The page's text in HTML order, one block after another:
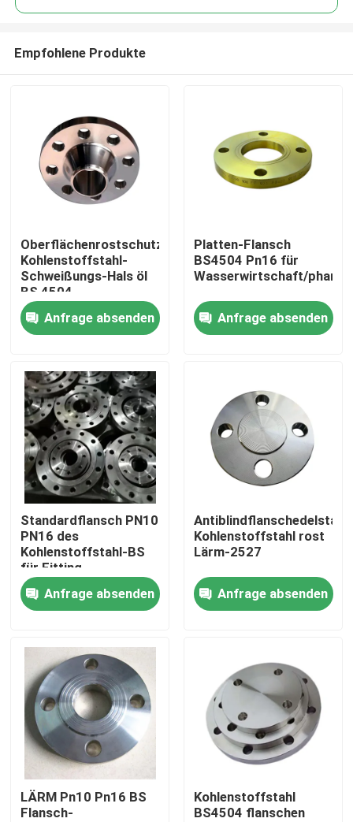
Über uns
Kontakte
Produkte
Stahlrohr-Flansch
LÄRM Rohr-Flansch
ANSI-Rohr-Flansch
GOST Standard-Flansche
Flansch BS 4504
Flansch en 1092
Empfohlene Produkte
Oberflächenrostschutzflansch-
Kohlenstoffstahl-
Schweißungs-Hals öl
BS 4504
Anfrage absenden
Platten-Flansch
BS4504 Pn16 für
Wasserwirtschaft/
Anfrage absenden
Standardflansch PN10
PN16 des
Kohlenstoffstahl-BS
für Fitting
Anfrage absenden
Antiblindflanschedelstahl-
Kohlenstoffstahl rost
Lärm-2527
Anfrage absenden
LÄRM Pn10 Pn16 BS
Flansch-
Kohlenstoffstahl
BS4504 flanschen